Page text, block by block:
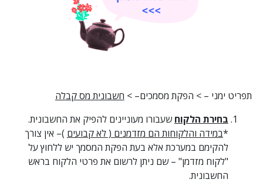
תפריט ימני – > הפקת מסמכים– > חשבונית מס קבלה
בחירת הלקוחשעבורו מעוניינים להפיק את החשבונית.
*במידה והלקוחות הם מזדמנים ( לא קבועים )– אין צורך
להקימם במערכת אלא בעת הפקת המסמך יש ללחוץ על
"לקוח מזדמן" – שם ניתן לרשום את פרטי הלקוח בראש
החשבונית.